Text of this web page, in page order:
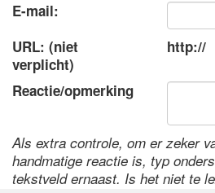
E-mail:
URL: (niet
verplicht)
http://
Reactie/opmerking
Als extra controle, om er zeker
handmatige reactie is, typ
tekstveld ernaast. Is het niet te